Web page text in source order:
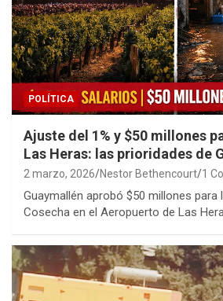
POLÍTICA
Ajuste del 1% y $50 millones
Las Heras: las prioridades de
2 marzo, 2026 Nestor Bethencourt 1
Guaymallén aprobó $50 millones para
Cosecha en el Aeropuerto de Las